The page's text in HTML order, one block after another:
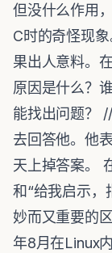
但没什么作用
C时的奇怪现
果出人意料。
原因是什么？
能找出问题？
去回答他。他
天上掉答案。
和“给我启示，
妙而又重要的
年8月在Linux